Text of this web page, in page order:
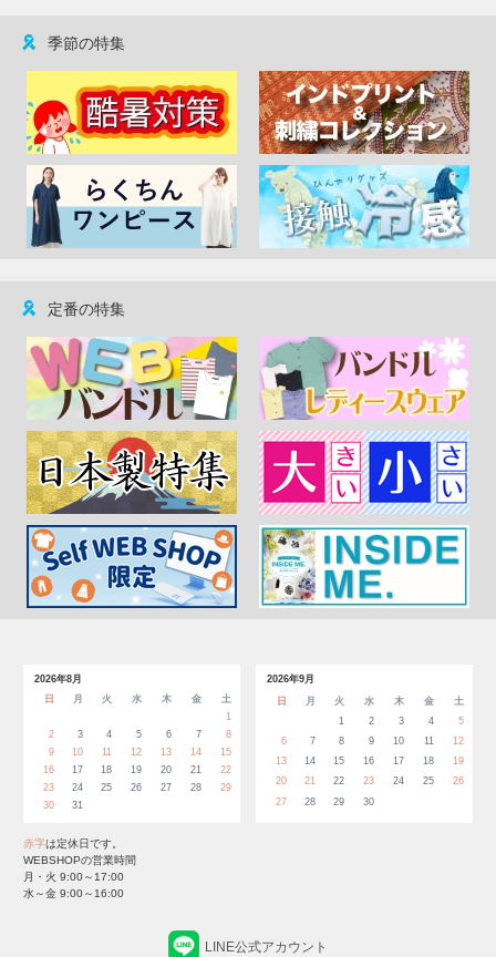
季節の特集
定番の特集
2026年8月
日
月 火 水 木 金
土
1
2
3 4 5 6 7
8
9
10 11 12 13 14
15
16
17 18 19 20 21
22
23
24 25 26 27 28
29
30
31
2026年9月
日
月 火 水 木 金
土
1
2 3 4
5
6
7 8 9 10 11
12
13
14 15 16 17 18
19
20
21 22 23 24 25
26
27
28 29 30
赤字は定休日です。
WEBSHOPの営業時間
月・火 9:00～17:00
水～金 9:00～16:00
LINE公式アカウント